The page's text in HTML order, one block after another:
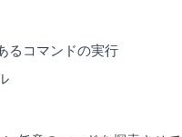
るコマンドの実行